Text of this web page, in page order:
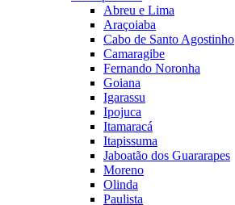
Abreu e Lima
Araçoiaba
Cabo de Santo Agostinho
Camaragibe
Fernando Noronha
Goiana
Igarassu
Ipojuca
Itamaracá
Itapissuma
Jaboatão dos Guararapes
Moreno
Olinda
Paulista